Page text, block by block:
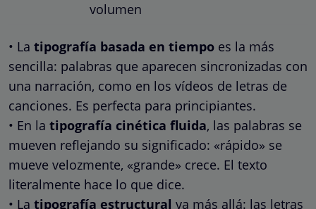
volumen
• La tipografía basada en tiempo es la más
sencilla: palabras que aparecen sincronizadas con
una narración, como en los vídeos de letras de
canciones. Es perfecta para principiantes.
• En la tipografía cinética fluida, las palabras se
mueven reflejando su significado: «rápido» se
mueve velozmente, «grande» crece. El texto
literalmente hace lo que dice.
• La tipografía estructural va más allá: las letras